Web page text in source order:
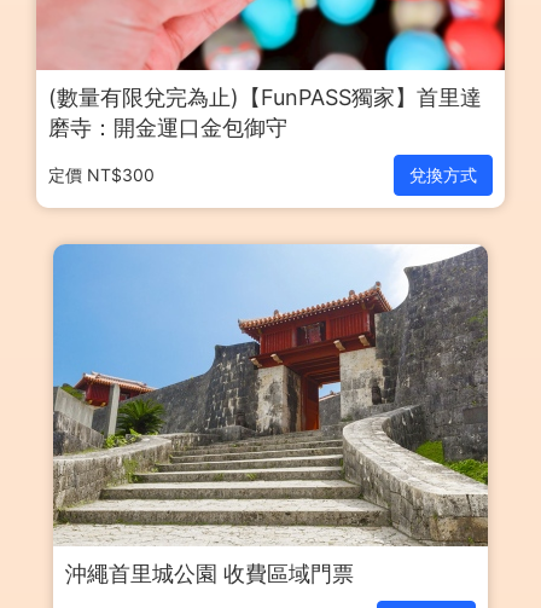
(數量有限兌完為止)【FunPASS獨家】首里達
磨寺：開金運口金包御守
定價 NT$300 兌換方式
沖繩首里城公園 收費區域門票